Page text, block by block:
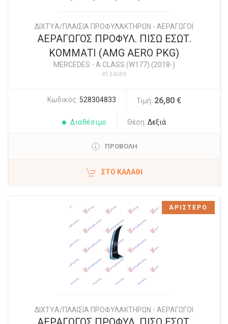
ΔΙΧΤYΑ/ΠΛΑΙΣΙΑ ΠΡΟΦΥΛΑΚΤΗΡΩΝ - ΑΕΡΑΓΩΓΟΙ
ΑΕΡΑΓΩΓΟΣ ΠΡΟΦΥΛ. ΠΙΣΩ ΕΣΩΤ.
ΚΟΜΜΑΤΙ (AMG AERO PKG)
MERCEDES - A CLASS (W177) (2018-)
#134088
Κωδικός: 528304833 Τιμή: 26,80 €
Διαθέσιμο Θέση: Δεξιά
ΠΡΟΒΟΛΗ
ΣΤΟ ΚΑΛΆΘΙ
ΔΙΧΤYΑ/ΠΛΑΙΣΙΑ ΠΡΟΦΥΛΑΚΤΗΡΩΝ - ΑΕΡΑΓΩΓΟΙ
ΑΡΙΣΤΕΡΟ